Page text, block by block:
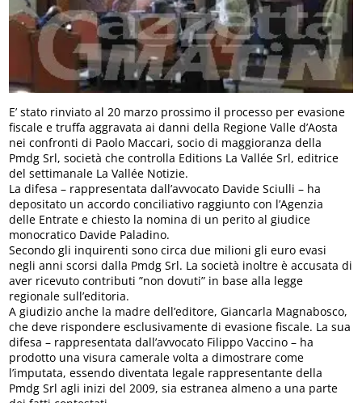
E’ stato rinviato al 20 marzo prossimo il processo per evasione
fiscale e truffa aggravata ai danni della Regione Valle d’Aosta
nei confronti di Paolo Maccari, socio di maggioranza della
Pmdg Srl, società che controlla Editions La Vallée Srl, editrice
del settimanale La Vallée Notizie.
La difesa – rappresentata dall’avvocato Davide Sciulli – ha
depositato un accordo conciliativo raggiunto con l’Agenzia
delle Entrate e chiesto la nomina di un perito al giudice
monocratico Davide Paladino.
Secondo gli inquirenti sono circa due milioni gli euro evasi
negli anni scorsi dalla Pmdg Srl. La società inoltre è accusata di
aver ricevuto contributi ”non dovuti” in base alla legge
regionale sull’editoria.
A giudizio anche la madre dell’editore, Giancarla Magnabosco,
che deve rispondere esclusivamente di evasione fiscale. La sua
difesa – rappresentata dall’avvocato Filippo Vaccino – ha
prodotto una visura camerale volta a dimostrare come
l’imputata, essendo diventata legale rappresentante della
Pmdg Srl agli inizi del 2009, sia estranea almeno a una parte